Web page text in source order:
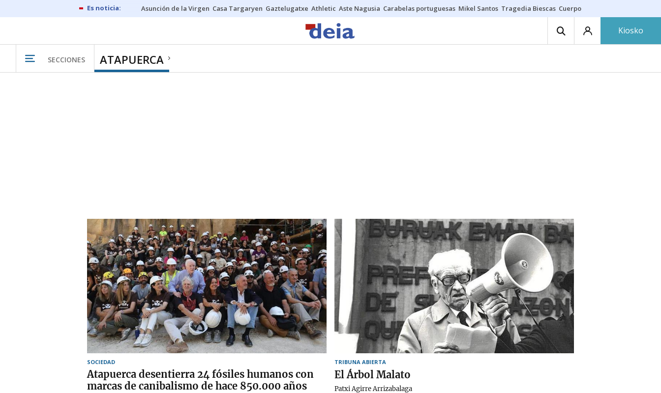
Asunción de la Virgen Casa Targaryen Gaztelugatxe Athletic Aste Nagusia Carabelas portuguesas Mikel Santos Tragedia Biescas Cuerpo ría
Kiosko
SECCIONES ATAPUERCA
SOCIEDAD
Atapuerca desentierra 24 fósiles humanos con
marcas de canibalismo de hace 850.000 años
TRIBUNA ABIERTA
El Árbol Malato
Patxi Agirre Arrizabalaga